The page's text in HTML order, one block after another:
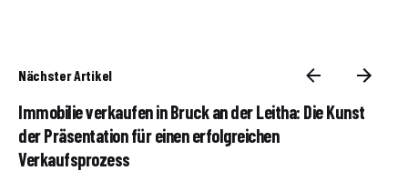
Nächster Artikel
Immobilie verkaufen in Bruck an der Leitha: Die Kunst
der Präsentation für einen erfolgreichen
Verkaufsprozess